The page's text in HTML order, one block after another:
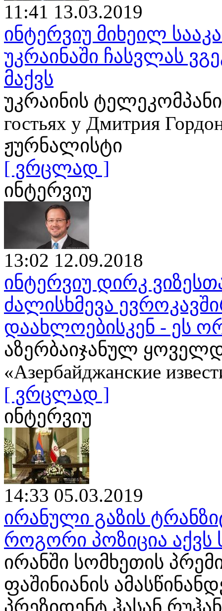
11:41 13.03.2019
ინტერვიუ მიხეილ
უკრაინაში ჩასვლას
მაქვს
უკრაინის
гостьях у Дмитрия
ჟურნალისტი
[ ვრცლად ]
ინტერვიუ
13:02 12.09.2018
ინტერვიუ დირკ
ძალისხმევა
დაახლოებისკენ - ეს
აზერბაიჯანულ
«Азербайджанские
[ ვრცლად ]
ინტერვიუ
14:33 05.03.2019
ირანული გაზის
როგორი პოზიცია
ირანში სომხეთის
ფაშინიანის